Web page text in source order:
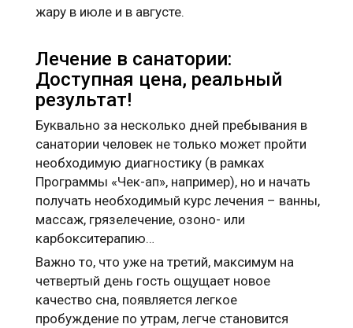
жару в июле и в августе.
Лечение в санатории:
Доступная цена, реальный
результат!
Буквально за несколько дней пребывания в
санатории человек не только может пройти
необходимую диагностику (в рамках
Программы «Чек-ап», например), но и начать
получать необходимый курс лечения – ванны,
массаж, грязелечение, озоно- или
карбокситерапию…
Важно то, что уже на третий, максимум на
четвертый день гость ощущает новое
качество сна, появляется легкое
пробуждение по утрам, легче становится